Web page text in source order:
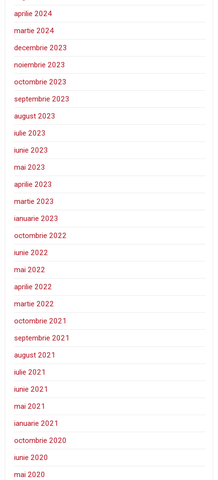
aprilie 2024
martie 2024
decembrie 2023
noiembrie 2023
octombrie 2023
septembrie 2023
august 2023
iulie 2023
iunie 2023
mai 2023
aprilie 2023
martie 2023
ianuarie 2023
octombrie 2022
iunie 2022
mai 2022
aprilie 2022
martie 2022
octombrie 2021
septembrie 2021
august 2021
iulie 2021
iunie 2021
mai 2021
ianuarie 2021
octombrie 2020
iunie 2020
mai 2020